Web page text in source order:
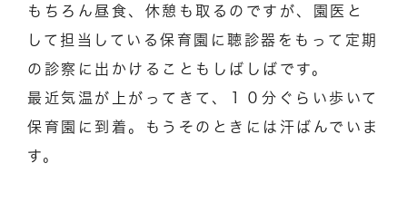
もちろん昼食、休憩も取るのですが、園医と
して担当している保育園に聴診器をもって定期
の診察に出かけることもしばしばです。
最近気温が上がってきて、１０分ぐらい歩いて
保育園に到着。もうそのときには汗ばんでいま
す。